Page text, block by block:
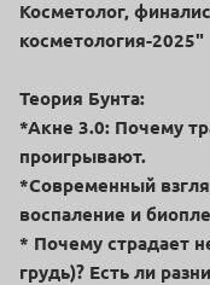
Косметолог,
косметология-2025"
Теория Бунта:
*Акне 3.0: Почему
проигрывают.
*Современный
воспаление и
* Почему страдает
грудь)? Есть ли